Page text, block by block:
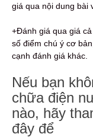
giá qua nội dung bài
+Đánh giá qua giá
số điểm chú ý cơ
cạnh đánh giá khác.
Nếu bạn
chữa điện
nào, hãy
đây để